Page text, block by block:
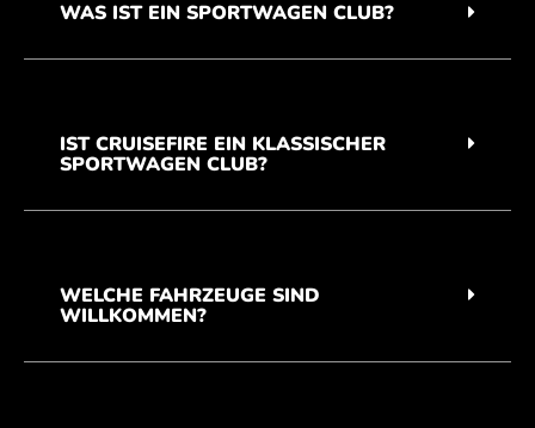
WAS IST EIN SPORTWAGEN CLUB?
IST CRUISEFIRE EIN KLASSISCHER
SPORTWAGEN CLUB?
WELCHE FAHRZEUGE SIND
WILLKOMMEN?